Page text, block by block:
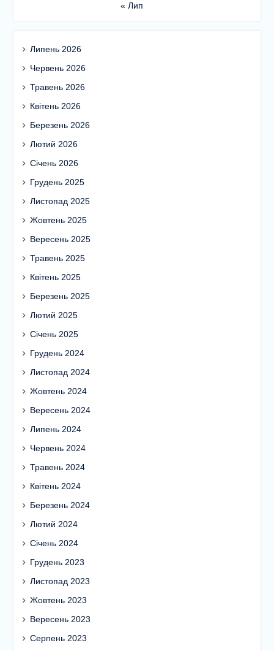
« Лип
Липень 2026
Червень 2026
Травень 2026
Квітень 2026
Березень 2026
Лютий 2026
Січень 2026
Грудень 2025
Листопад 2025
Жовтень 2025
Вересень 2025
Травень 2025
Квітень 2025
Березень 2025
Лютий 2025
Січень 2025
Грудень 2024
Листопад 2024
Жовтень 2024
Вересень 2024
Липень 2024
Червень 2024
Травень 2024
Квітень 2024
Березень 2024
Лютий 2024
Січень 2024
Грудень 2023
Листопад 2023
Жовтень 2023
Вересень 2023
Серпень 2023